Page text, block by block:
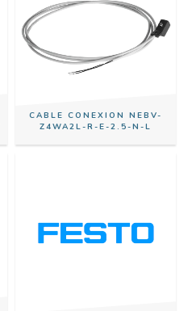
CABLE CONEXION NEBV-
Z4WA2L-R-E-2.5-N-L